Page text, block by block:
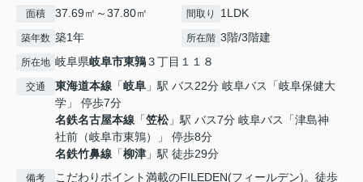
面積 37.69㎡～37.80㎡ 間取り 1LDK
築年数 築1年 所在階 3階/3階建
所在地 岐阜県岐阜市東鶉３丁目１１８
交通 東海道本線 「岐阜 」駅 バス22分 岐阜バス「岐阜保健大
学」 停歩7分
名鉄名古屋本線 「笠松」駅 バス7分 岐阜バス「津島神
社前（岐阜市東鶉）」 停歩8分
名鉄竹鼻線 「柳津 」駅 徒歩29分
備考
こだわりポイント満載のFILEDEN(フィールデン)。徒歩